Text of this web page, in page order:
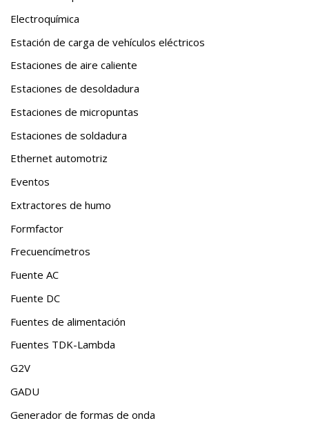
Electroquímica
Estación de carga de vehículos eléctricos
Estaciones de aire caliente
Estaciones de desoldadura
Estaciones de micropuntas
Estaciones de soldadura
Ethernet automotriz
Eventos
Extractores de humo
Formfactor
Frecuencímetros
Fuente AC
Fuente DC
Fuentes de alimentación
Fuentes TDK-Lambda
G2V
GADU
Generador de formas de onda